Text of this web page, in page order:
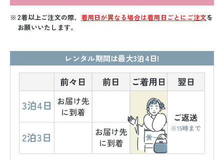
2着以上ご注文の際、 着用日が異なる場合は着用日ごとにご注文を
お願いいたします。
レンタル期間は最大3泊4日!